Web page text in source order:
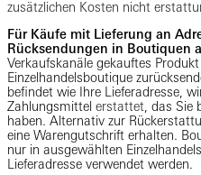
zusätzlichen Kosten nicht
Für Käufe mit Lieferung an
Rücksendungen in Boutiquen
Verkaufskanäle gekauftes
Einzelhandelsboutique
befindet wie Ihre Lieferadresse,
Zahlungsmittel erstattet , das
haben. Alternativ zur
eine Warengutschrift erhalten.
nur in ausgewählten
Lieferadresse verwendet werden.